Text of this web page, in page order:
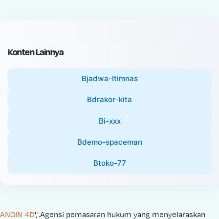
c
e
Konten Lainnya
Bjadwa-ltimnas
Bdrakor-kita
Bi-xxx
Bdemo-spaceman
Btoko-77
ANGIN 4D','.Agensi pemasaran hukum yang menyelaraskan